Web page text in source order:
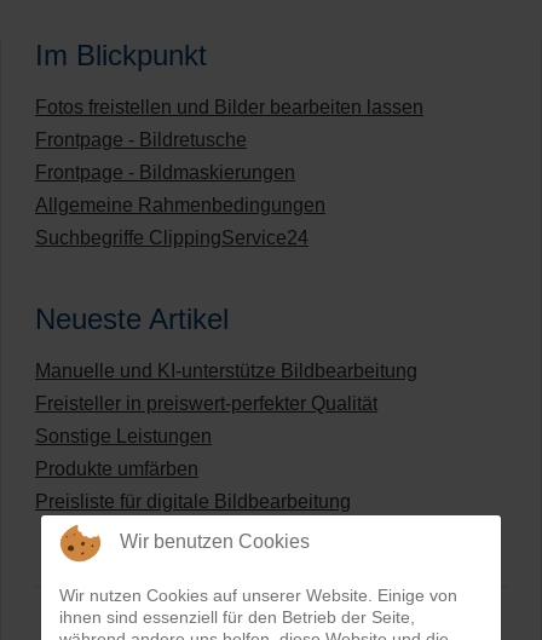
Im Blickpunkt
Fotos freistellen und Bilder bearbeiten lassen
Frontpage - Bildretusche
Frontpage - Bildmaskierungen
Allgemeine Rahmenbedingungen
Suchbegriffe ClippingService24
Neueste Artikel
Manuelle und KI-unterstütze Bildbearbeitung
Freisteller in preiswert-perfekter Qualität
Sonstige Leistungen
Produkte umfärben
Preisliste für digitale Bildbearbeitung
Wir benutzen Cookies
Wir nutzen Cookies auf unserer Website. Einige von
ihnen sind essenziell für den Betrieb der Seite,